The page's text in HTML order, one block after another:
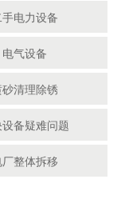
手电力设备
电气设备
清理除锈
备疑难问题
厂整体拆移